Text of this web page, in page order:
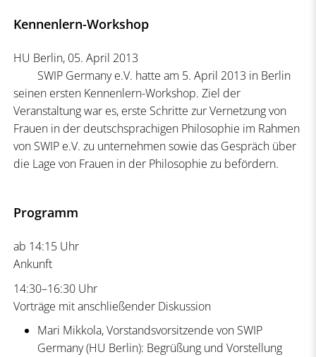
Kennenlern-Workshop
HU Berlin, 05. April 2013
SWIP Germany e.V. hatte am 5. April 2013 in Berlin
seinen ersten Kennenlern-Workshop. Ziel der
Veranstaltung war es, erste Schritte zur Vernetzung von
Frauen in der deutschsprachigen Philosophie im Rahmen
von SWIP e.V. zu unternehmen sowie das Gespräch über
die Lage von Frauen in der Philosophie zu befördern.
Programm
ab 14:15 Uhr
Ankunft
14:30–16:30 Uhr
Vorträge mit anschließender Diskussion
Mari Mikkola, Vorstandsvorsitzende von SWIP
Germany (HU Berlin): Begrüßung und Vorstellung